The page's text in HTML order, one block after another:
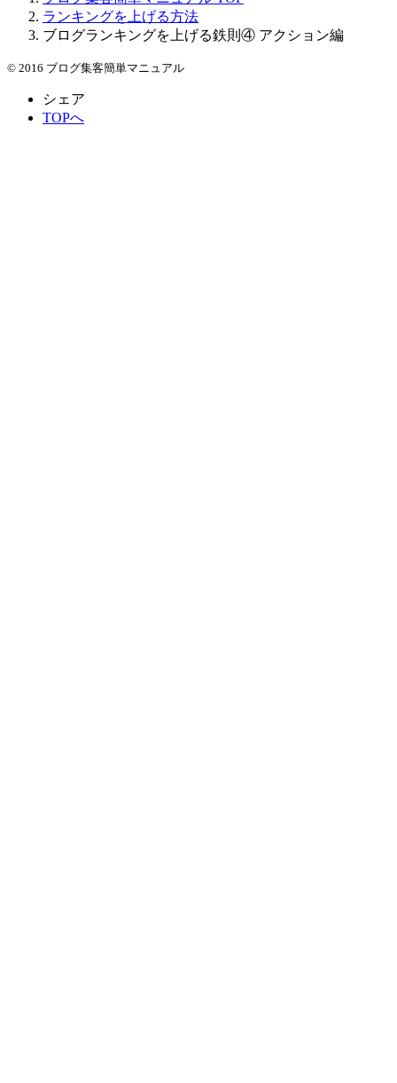
ランキングを上げる方法
ブログランキングを上げる鉄則④ アクション編
© 2016 ブログ集客簡単マニュアル
シェア
TOPへ